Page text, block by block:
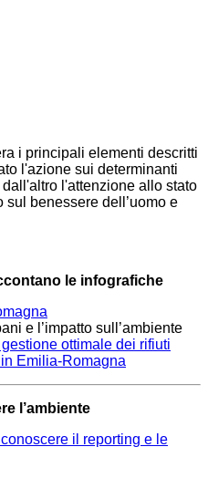
i principali elementi descritti
l'azione sui determinanti
l'attenzione allo stato
benessere dell’uomo e
le infografiche
e l’impatto sull’ambiente
ottimale dei rifiuti
Emilia-Romagna
l’ambiente
il reporting e le